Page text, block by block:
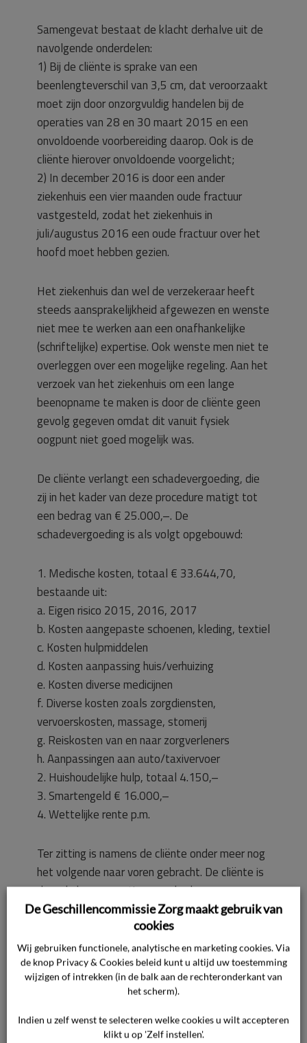
Samengevat bestaat de klacht derhalve uit de
navolgende onderdelen:
1) Bij de cliënte is sprake van een
beenlengteverschil van 3,5 cm, dat veroorzaakt
moet zijn door onzorgvuldig handelen bij de
operaties van 28 en 30 maart 2015 en een
onvoldoende voorbereiding daarop. Ook is de
cliënte hierover onvoldoende voorgelicht;
2) In december 2016 is door een ander
ziekenhuis een vier maanden oude fractuur
vastgesteld, zodat het ziekenhuis in
juli/augustus 2016 een oude fractuur over het
hoofd moet hebben gezien.
Het ziekenhuis dan wel de verzekeraar heeft
steeds aansprakelijkheid afgewezen en wenste
niet mee te werken aan een onafhankelijke
(schriftelijke) expertise. Ook wenste men niet te
overleggen over een mogelijke regeling. Aan het
verzoek van het ziekenhuis om een lange
beenopname te maken is door de cliënte geen
gevolg gegeven omdat dit vanuit fysiek
oogpunt niet goed mogelijk was.
De cliënte verlangt een schadevergoeding, die
zij in het kader van deze procedure matigt tot
een bedrag van € 25.000,–. De
schadevergoeding is als volgt opgebouwd:
1. Medische kosten, totaal € 33.644,70,
bestaande uit:
a. Eigen risico 2015, 2016, 2017
b. Kosten aangepaste schoenen, kleding, textiel
c. Kosten hulpmiddelen
d. Kosten aanpassing huis/verhuizing
e. Kosten diverse medicijnen
f. Diverse kosten zoals zorgdiensten,
vervoerskosten, massage, stomerij
g. Reiskosten van en naar zorgverleners
h. Aanpassingen aan auto/taxivervoer
2. Huishoudelijke hulp, totaal 4.150,–
3. Smartengeld € 16.000,–
4. Wettelijke rente p.m.
Ter zitting is namens de cliënte onder meer nog
het volgende naar voren gebracht. De cliënte is
door de heupoperatie veranderd van een
actieve vrouw in een vrouw die zich heel
ongelukkig voelt en weinig meer kan. Na
toestemming van de vertegenwoordiger van
het ziekenhuis zijn ter zitting stukken
overgelegd, die vier dagen voorafgaande aan
de zitting ook aan het ziekenhuis zijn
toegezonden. De stukken bestaan uit een
gedeelte van het medisch dossier van de
De Geschillencommissie Zorg maakt gebruik van
cookies
Wij gebruiken functionele, analytische en marketing cookies. Via
de knop Privacy & Cookies beleid kunt u altijd uw toestemming
wijzigen of intrekken (in de balk aan de rechteronderkant van
het scherm).
Indien u zelf wenst te selecteren welke cookies u wilt accepteren
klikt u op 'Zelf instellen'.